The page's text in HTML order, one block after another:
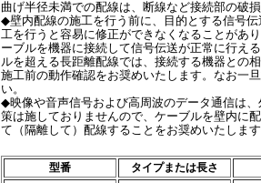
曲げ半径未満での配線は、断線など接続部の破
◆壁内配線の施工を行う前に、目的とする信号
工を行うと容易に修正ができなくなることがあ
ーブルを機器に接続して信号伝送が正常に行え
ルを超える長距離配線では、接続する機器との
施工前の動作確認をお奨めいたします。なお一
い。
◆映像や音声信号および高周波のデータ通信は
策は施しておりませんので、ケーブルを壁内に
て（隔離して）配線することをお奨めいたします
型番 タイプまたは長さ